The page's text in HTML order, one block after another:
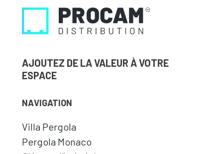
AJOUTEZ DE LA VALEUR À VOTRE
ESPACE
NAVIGATION
Villa Pergola
Pergola Monaco